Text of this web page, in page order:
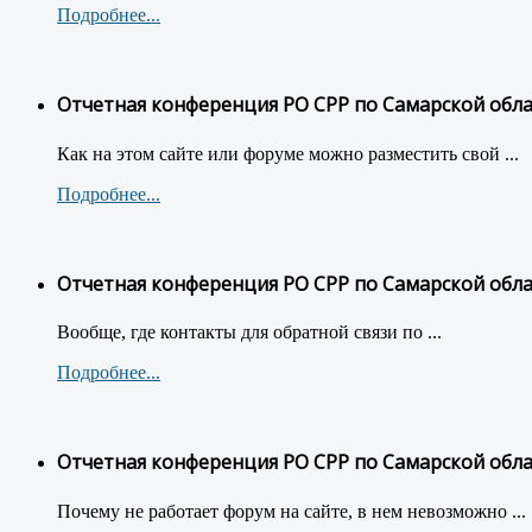
Подробнее...
Отчетная конференция РО СРР по Самарской
Как на этом сайте или форуме можно разместить свой ...
Подробнее...
Отчетная конференция РО СРР по Самарской
Вообще, где контакты для обратной связи по ...
Подробнее...
Отчетная конференция РО СРР по Самарской
Почему не работает форум на сайте, в нем невозможно ...